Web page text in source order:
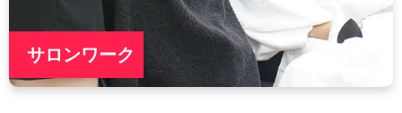
サロンワーク